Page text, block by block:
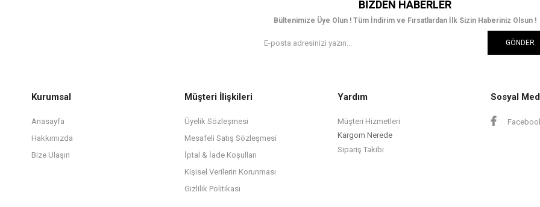
BIZDEN HABERLER
Bültenimize Üye Olun ! Tüm İndirim ve Fırsatlardan İlk Sizin Haberiniz Olsun !
GÖNDER
Kurumsal
Anasayfa
Hakkımızda
Bize Ulaşın
Müşteri İlişkileri
Üyelik Sözleşmesi
Mesafeli Satış Sözleşmesi
İptal & İade Koşulları
Kişisel Verilerin Korunması
Gizlilik Politikası
Yardım
Müşteri Hizmetleri
Kargom Nerede
Sipariş Takibi
Sosyal